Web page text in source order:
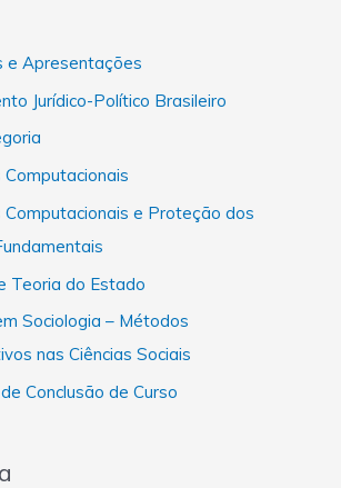
e Apresentações
Jurídico-Político Brasileiro
e Proteção dos
Teoria do Estado
Sociologia – Métodos
nas Ciências Sociais
Conclusão de Curso